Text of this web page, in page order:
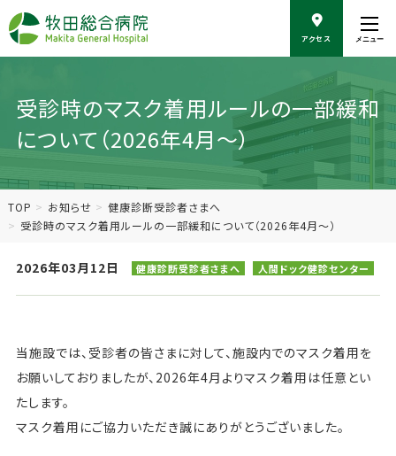
の
本
文
動
アクセス メニュー
受診時のマスク着用ルールの一部緩和
について（2026年4月～）
TOP お知らせ
健康診断受診者さまへ
受診時のマスク着用ルールの一部緩和について（2026年4月～）
2026年03月12日 健康診断受診者さまへ 人間ドック健診センター
当施設では、受診者の皆さまに対して、施設内でのマスク着用を
お願いしておりましたが、2026年4月よりマスク着用は任意とい
たします。
マスク着用にご協力いただき誠にありがとうございました。